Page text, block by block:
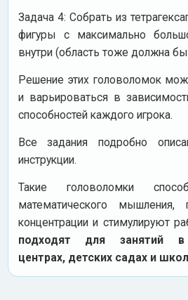
Задача 4: Собрать из
фигуры с максимально
внутри (область тоже должна
Решение этих головоломок
и варьироваться в
способностей каждого игрока.
Все задания подробно
инструкции.
Такие головоломки
математического
концентрации и стимулируют
подходят для занятий в
центрах, детских садах и